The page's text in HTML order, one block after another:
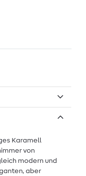
Karamell
von
modern und
aber